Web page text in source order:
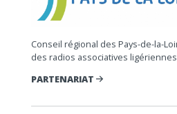
Conseil régional des Pays-de-la-
des radios associatives
PARTENARIAT